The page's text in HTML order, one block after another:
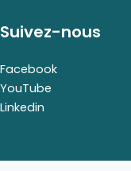
Suivez-nous
Facebook
YouTube
Linkedin